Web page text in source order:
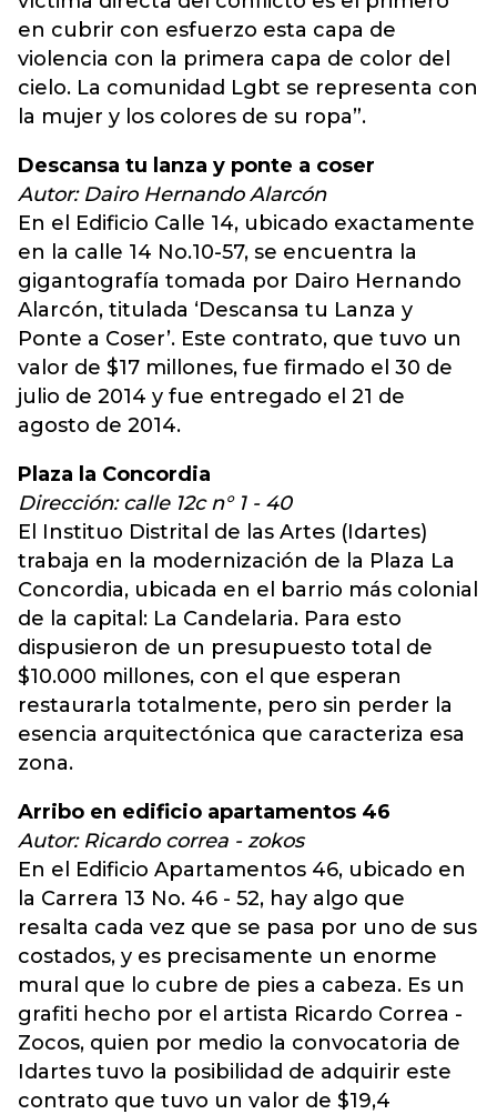
en cubrir con esfuerzo esta capa de
violencia con la primera capa de color del
cielo. La comunidad Lgbt se representa con
la mujer y los colores de su ropa”.
Descansa tu lanza y ponte a coser
Autor: Dairo Hernando Alarcón
En el Edificio Calle 14, ubicado exactamente
en la calle 14 No.10-57, se encuentra la
gigantografía tomada por Dairo Hernando
Alarcón, titulada ‘Descansa tu Lanza y
Ponte a Coser’. Este contrato, que tuvo un
valor de $17 millones, fue firmado el 30 de
julio de 2014 y fue entregado el 21 de
agosto de 2014.
Plaza la Concordia
Dirección: calle 12c n° 1 - 40
El Instituo Distrital de las Artes (Idartes)
trabaja en la modernización de la Plaza La
Concordia, ubicada en el barrio más colonial
de la capital: La Candelaria. Para esto
dispusieron de un presupuesto total de
$10.000 millones, con el que esperan
restaurarla totalmente, pero sin perder la
esencia arquitectónica que caracteriza esa
zona.
Arribo en edificio apartamentos 46
Autor: Ricardo correa - zokos
En el Edificio Apartamentos 46, ubicado en
la Carrera 13 No. 46 - 52, hay algo que
resalta cada vez que se pasa por uno de sus
costados, y es precisamente un enorme
mural que lo cubre de pies a cabeza. Es un
grafiti hecho por el artista Ricardo Correa -
Zocos, quien por medio la convocatoria de
Idartes tuvo la posibilidad de adquirir este
contrato que tuvo un valor de $19,4